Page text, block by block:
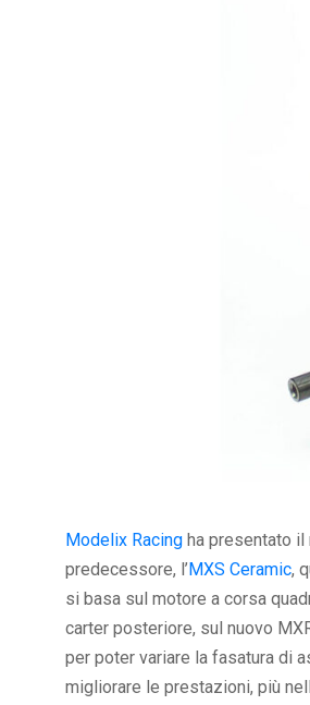
Modelix Racing ha presentato
predecessore, l’ MXS Ceramic,
si basa sul motore a corsa
carter posteriore, sul nuovo
per poter variare la fasatura di
migliorare le prestazioni, più